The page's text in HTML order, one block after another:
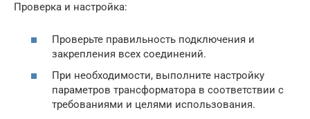
Проверка и настройка:
Проверьте правильность подключения и
закрепления всех соединений.
При необходимости, выполните настройку
параметров трансформатора в соответствии с
требованиями и целями использования.